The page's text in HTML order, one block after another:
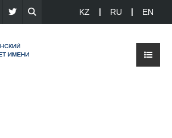
KZ RU EN